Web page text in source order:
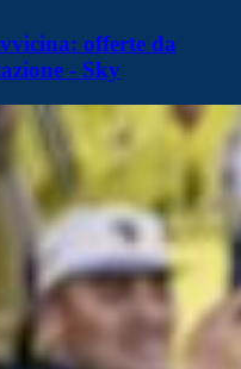
offerte da
- Sky